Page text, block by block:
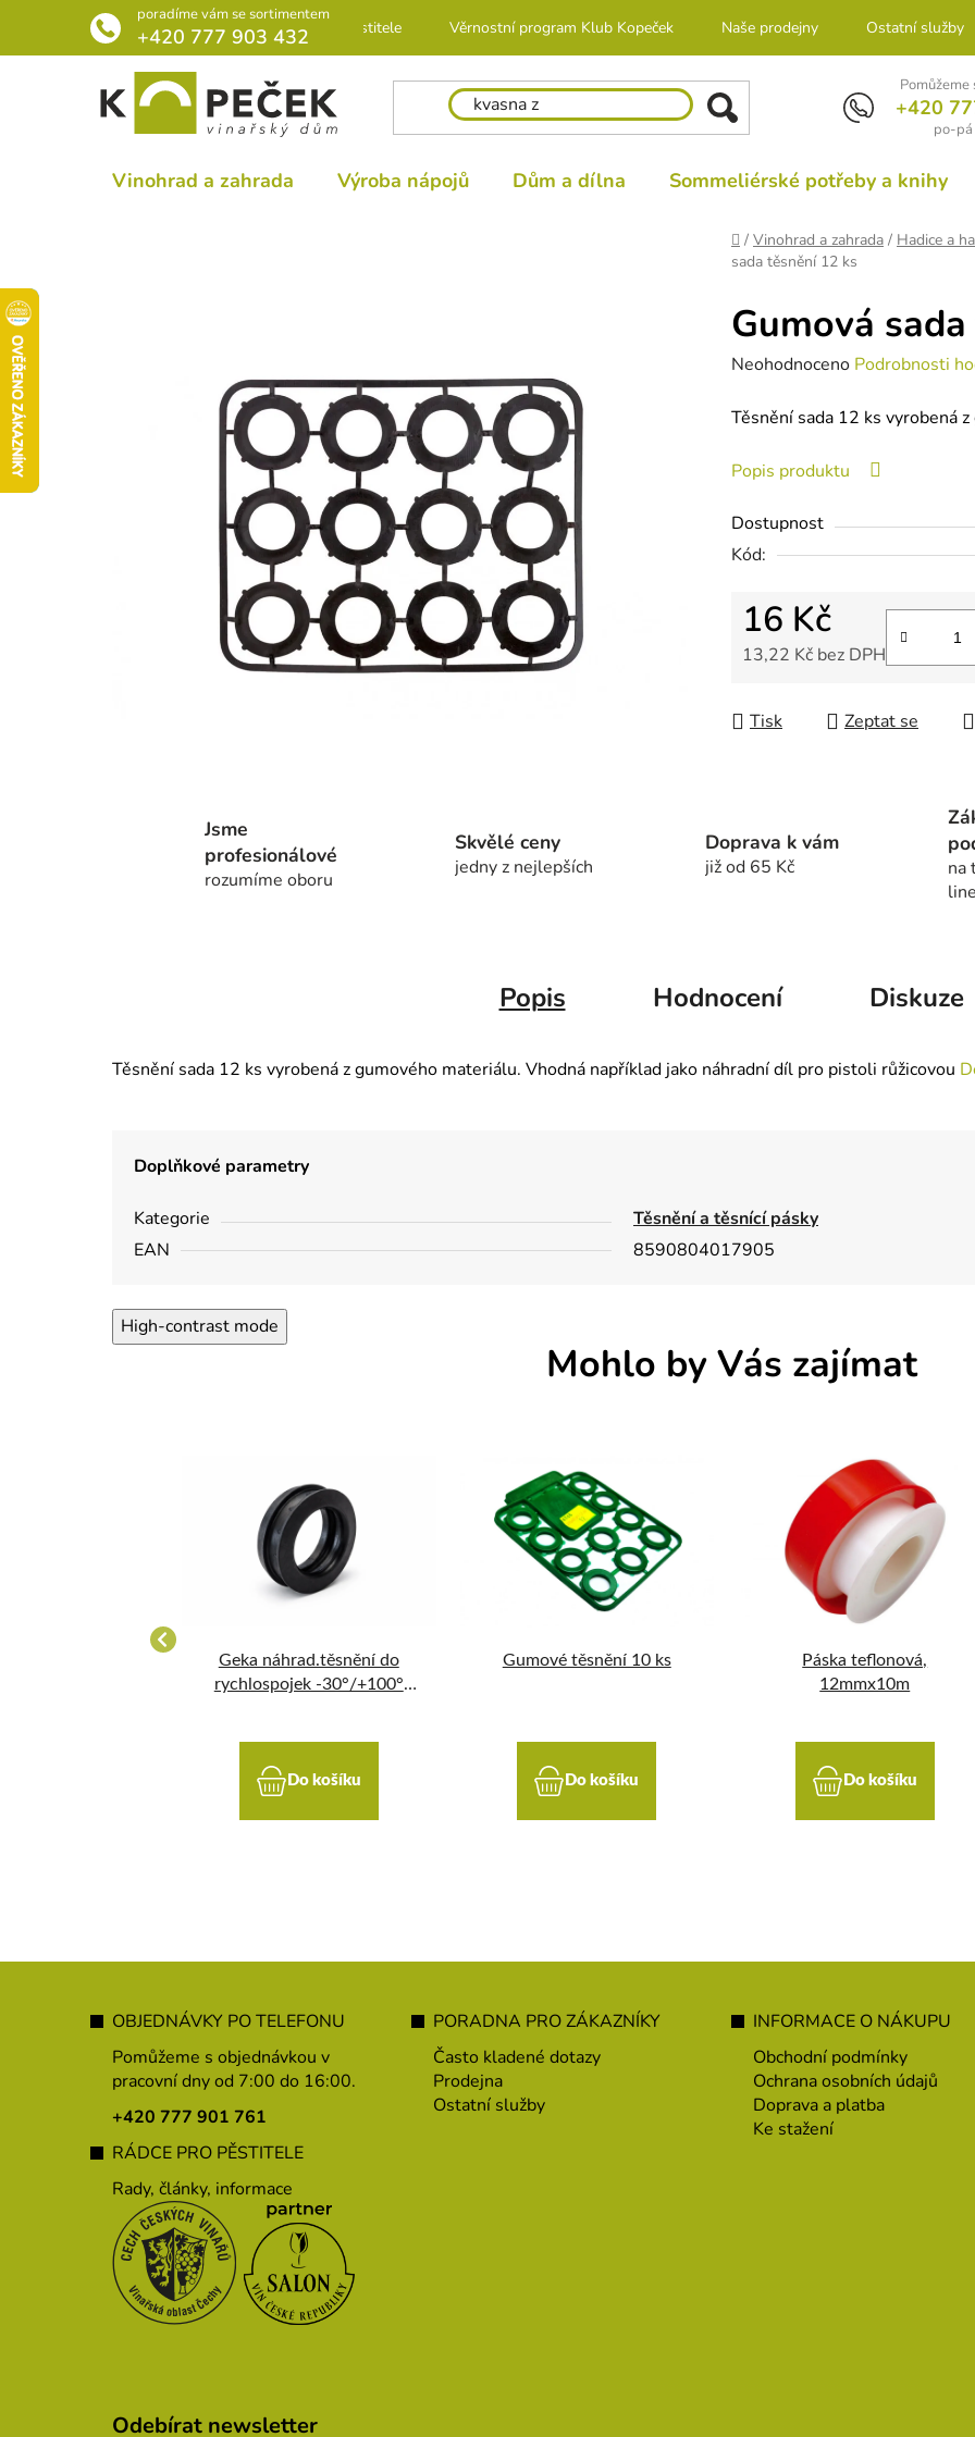
obsah
poradíme vám se sortimentem
+420 777 903 432Rádce pro pěstitele Věrnostní program Klub Kopeček Naše prodejny Ostatní služby
Pomůžeme
+420
po-
Vinohrad a zahrada Výroba nápojů Dům a dílna Sommeliérské potřeby a knihy
Domů
/ Vinohrad a zahrada / Hadice a
sada těsnění 12 ks
Gumová
Průměrné
produktu
0,0
z
hvězdiček.
Neohodnoceno Podrobnosti
Těsnění sada 12 ks vyrobená
Popis produktu
Dostupnost
Kód:
16 Kč
13,22 Kč bez DPH
Tisk Zeptat se
Jsme
profesionálové
rozumíme oboru
Skvělé ceny
jedny z nejlepších
Doprava k vám
již od 65 Kč
na
line
Popis Hodnocení Diskuze
Těsnění sada 12 ks vyrobená z gumového materiálu. Vhodná například jako náhradní díl pro pistoli růžicovou
Doplňkové parametry
Kategorie
Těsnění a těsnící pásky
EAN
8590804017905
High-contrast mode
Mohlo by Vás zajímat
Geka náhrad.těsnění do
rychlospojek -30°/+100°
Do košíku
Gumové těsnění 10 ks
Do košíku
Páska teflonová,
12mmx10m
Do košíku
OBJEDNÁVKY PO TELEFONU
Pomůžeme s objednávkou v
pracovní dny od 7:00 do 16:00.
+420 777 901 761
RÁDCE PRO PĚSTITELE
Rady, články, informace
PORADNA PRO ZÁKAZNÍKY
Často kladené dotazy
Prodejna
Ostatní služby
INFORMACE O NÁKUPU
Obchodní podmínky
Ochrana osobních údajů
Doprava a platba
Ke stažení
Odebírat newsletter